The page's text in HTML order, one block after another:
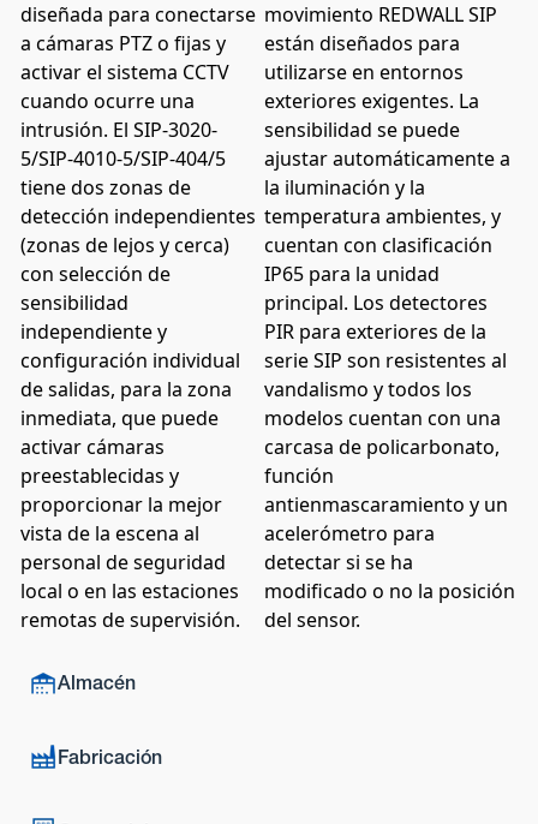
diseñada para conectarse
a cámaras PTZ o fijas y
activar el sistema CCTV
cuando ocurre una
intrusión. El SIP-3020-
5/SIP-4010-5/SIP-404/5
tiene dos zonas de
detección independientes
(zonas de lejos y cerca)
con selección de
sensibilidad
independiente y
configuración individual
de salidas, para la zona
inmediata, que puede
activar cámaras
preestablecidas y
proporcionar la mejor
vista de la escena al
personal de seguridad
local o en las estaciones
remotas de supervisión.
movimiento REDWALL SIP
están diseñados para
utilizarse en entornos
exteriores exigentes. La
sensibilidad se puede
ajustar automáticamente a
la iluminación y la
temperatura ambientes, y
cuentan con clasificación
IP65 para la unidad
principal. Los detectores
PIR para exteriores de la
serie SIP son resistentes al
vandalismo y todos los
modelos cuentan con una
carcasa de policarbonato,
función
antienmascaramiento y un
acelerómetro para
detectar si se ha
modificado o no la posición
del sensor.
Almacén
Fabricación